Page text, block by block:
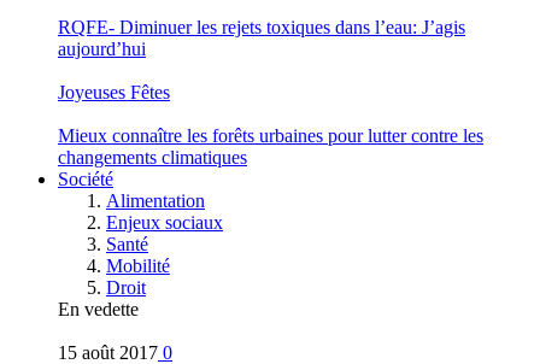
RQFE- Diminuer les rejets toxiques dans l’eau: J’agis
aujourd’hui
Joyeuses Fêtes
Mieux connaître les forêts urbaines pour lutter contre les
changements climatiques
Société
Alimentation
Enjeux sociaux
Santé
Mobilité
Droit
En vedette
15 août 2017 0